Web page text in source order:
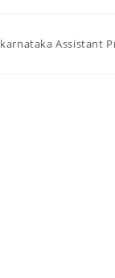
karnataka Assistant